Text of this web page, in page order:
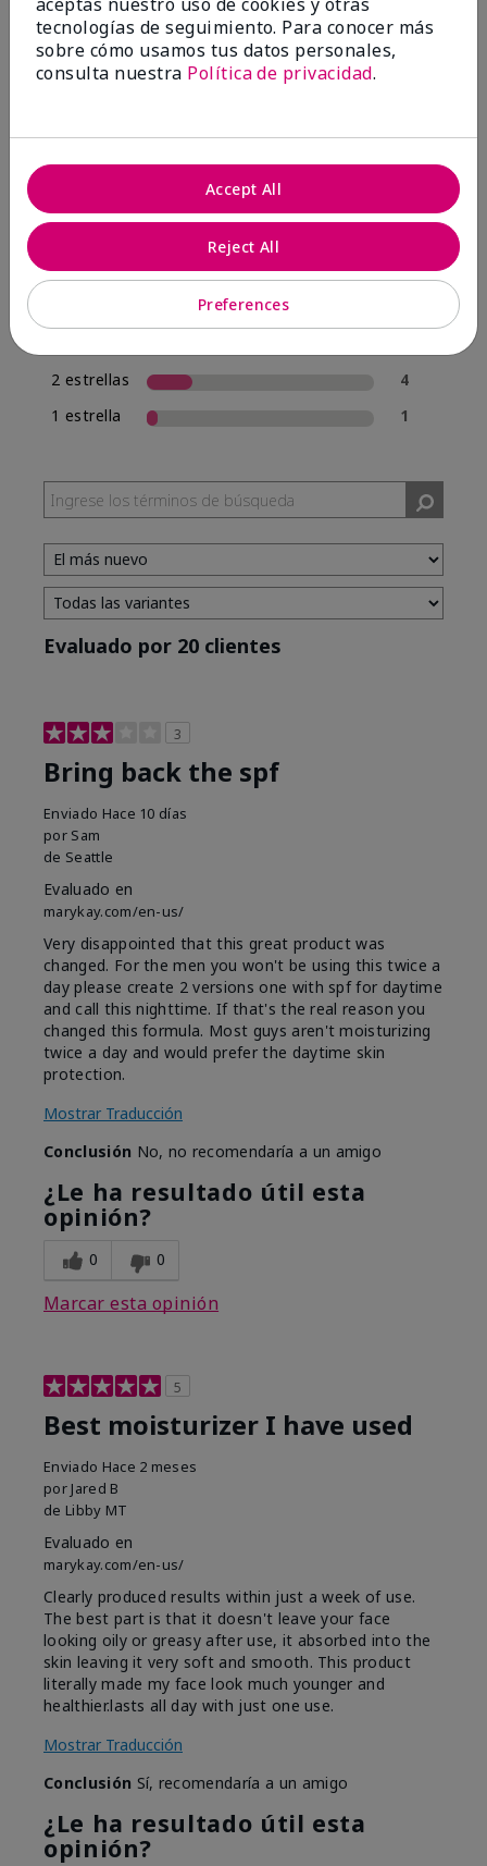
4.0
70% de los encuestados recomendaría a un amigo.
5 estrellas
12
2 estrellas
4
1 estrella
1
Evaluado por 20 clientes
3
Bring back the spf
Enviado Hace 10 días
por Sam
de Seattle
Evaluado en
marykay.com/en-us/
Very disappointed that this great product was
changed. For the men you won't be using this twice a
day please create 2 versions one with spf for daytime
and call this nighttime. If that's the real reason you
changed this formula. Most guys aren't moisturizing
twice a day and would prefer the daytime skin
protection.
Mostrar Traducción
Conclusión No, no recomendaría a un amigo
¿Le ha resultado útil esta
opinión?
0 0
Marcar esta opinión
5
Best moisturizer I have used
Enviado Hace 2 meses
por Jared B
de Libby MT
Evaluado en
marykay.com/en-us/
Clearly produced results within just a week of use.
The best part is that it doesn't leave your face
looking oily or greasy after use, it absorbed into the
skin leaving it very soft and smooth. This product
literally made my face look much younger and
healthier.lasts all day with just one use.
Mostrar Traducción
Conclusión Sí, recomendaría a un amigo
¿Le ha resultado útil esta
opinión?
tecnologías de seguimiento. Para conocer más
sobre cómo usamos tus datos personales,
consulta nuestra Política de privacidad.
Preferences
Reject All
Accept All